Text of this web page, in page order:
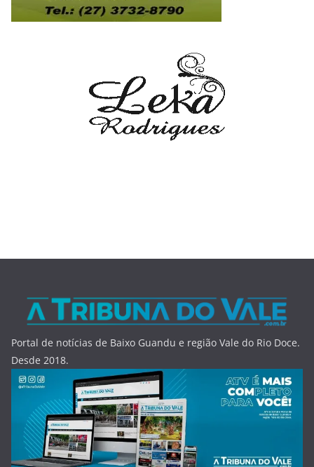
Portal de notícias de Baixo Guandu e região Vale do Rio Doce.
Desde 2018.